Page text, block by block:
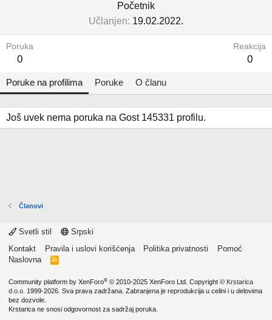
Početnik
Učlanjen 19.02.2022.
Poruka
0
Reakcija
0
Poruke na profilima Poruke O članu
Još uvek nema poruka na Gost 145331 profilu.
Članovi
Svetli stil
Srpski
Kontakt
Pravila i uslovi korišćenja Politika privatnosti
Pomoć
Naslovna
R
Community platform by XenForo® © 2010-2025 XenForo Ltd. Copyright © Krstarica
d.o.o. 1999-2026. Sva prava zadržana. Zabranjena je reprodukcija u celini i u delovima
bez dozvole.
Krstarica ne snosi odgovornost za sadržaj poruka.